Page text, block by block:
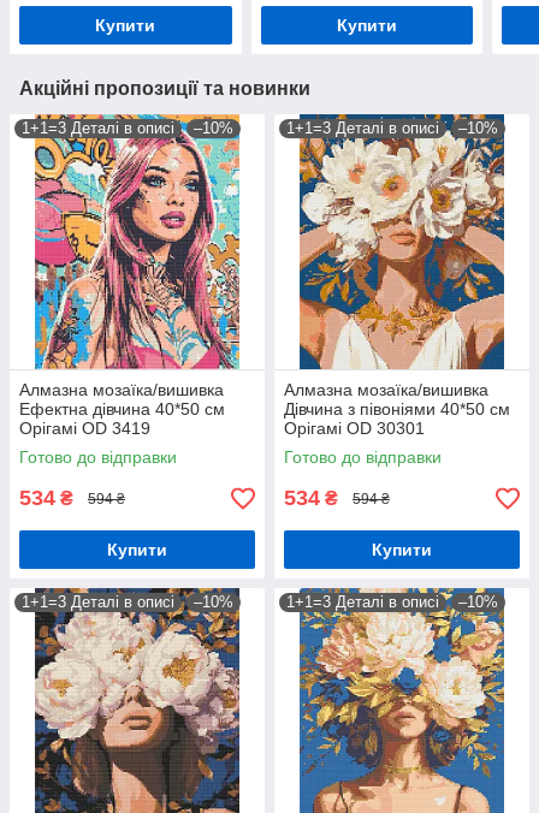
Купити Купити
Акційні пропозиції та новинки
1+1=3 Деталі в описі –10%
Алмазна мозаїка/вишивка
Ефектна дівчина 40*50 см
Орігамі OD 3419
Готово до відправки
534 ₴ 594 ₴
Купити
1+1=3 Деталі в описі –10%
Алмазна мозаїка/вишивка
Дівчина з півоніями 40*50 см
Орігамі OD 30301
Готово до відправки
534 ₴ 594 ₴
Купити
1+1=3 Деталі в описі –10% 1+1=3 Деталі в описі –10%